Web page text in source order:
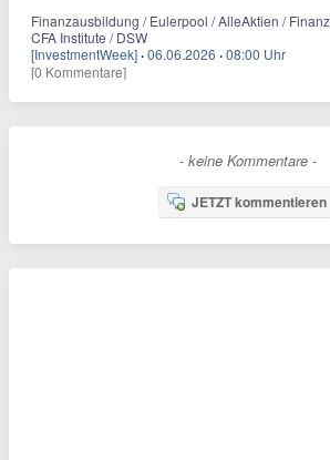
Finanzausbildung / Eulerpool / AlleAktien /
CFA Institute / DSW
[InvestmentWeek] ·06.06.2026 ·08:00 Uhr
[0 Kommentare]
- keine Kommentare -
JETZT kommentieren